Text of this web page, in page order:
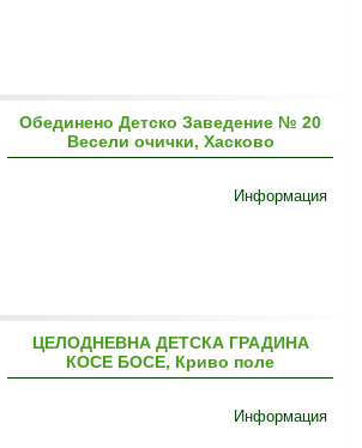
Обединено Детско Заведение № 20
Весели очички, Хасково
Информация
ЦEЛОДНЕВНА ДЕТСКА ГРАДИНА
КОСЕ БОСЕ, Криво поле
Информация